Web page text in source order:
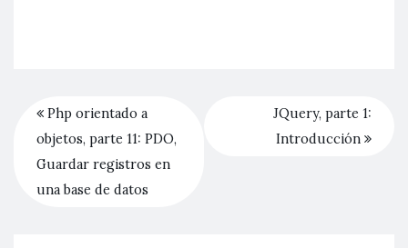
Php orientado a
objetos, parte 11: PDO,
Guardar registros en
una base de datos
JQuery, parte 1:
Introducción